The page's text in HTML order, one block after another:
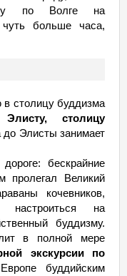
по Волге на
чуть больше часа,
в столицу буддизма
Элисту, столицу
до Элисты занимает
бескрайние
пролегал Великий
кочевников,
настроиться на
буддизму.
в полной мере
экскурсии по
буддийским